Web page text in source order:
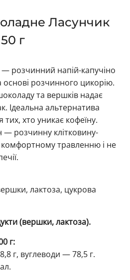
Ласунчик
г
розчинний напій-капучіно
основі розчинного цикорію.
та вершків надає
Ідеальна альтернатива
хто уникає кофеїну.
— розчинну клітковину-
травленню і не
лактоза, цукрова
(вершки, лактоза).
г:
г, вуглеводи — 78,5 г.